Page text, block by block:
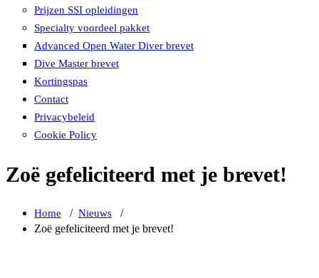
Prijzen SSI opleidingen
Specialty voordeel pakket
Advanced Open Water Diver brevet
Dive Master brevet
Kortingspas
Contact
Privacybeleid
Cookie Policy
Zoë gefeliciteerd met je brevet!
Home / Nieuws /
Zoë gefeliciteerd met je brevet!